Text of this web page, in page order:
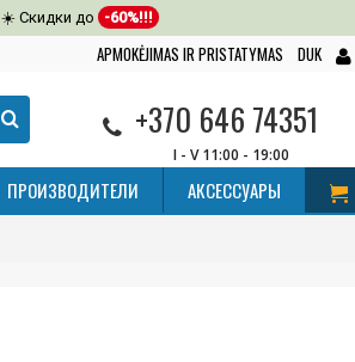
☀️ Скидки до -60%!!!
APMOKĖJIMAS IR PRISTATYMAS DUK
+370 646 74351
I - V 11:00 - 19:00
ПРОИЗВОДИТЕЛИ АКСЕССУАРЫ